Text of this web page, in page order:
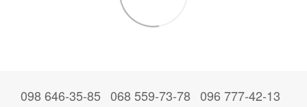
098 646-35-85 068 559-73-78 096 777-42-13